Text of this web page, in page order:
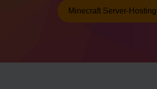
Minecraft Server-Hosting